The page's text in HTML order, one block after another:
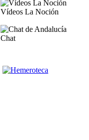
Vídeos La Noción
Chat